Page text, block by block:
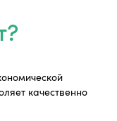
качественно